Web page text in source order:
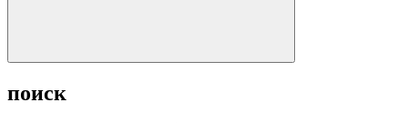
поиск